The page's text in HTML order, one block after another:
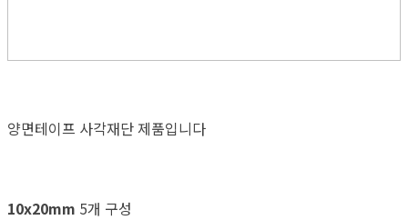
양면테이프 사각재단 제품입니다
10x20mm 5개 구성